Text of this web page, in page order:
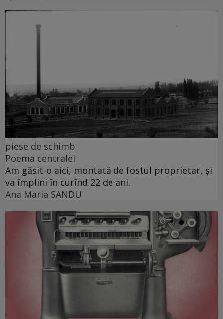
piese de schimb
Poema centralei
Am găsit-o aici, montată de fostul proprietar, și
va împlini în curînd 22 de ani.
Ana Maria SANDU